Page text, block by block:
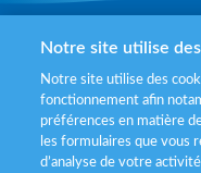
Politiques
Politique
Notre site utilise
Notre site utilise des
fonctionnement afin
préférences en matière
les formulaires que vous
d’analyse de votre